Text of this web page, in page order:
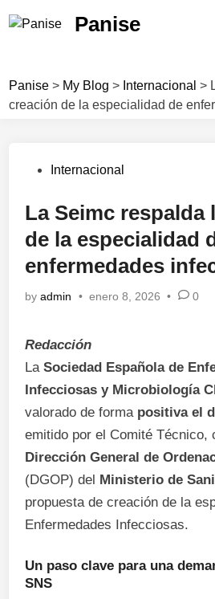
to
Panise
Panise > My Blog > Internacional >
creación de la especialidad de
PostedInternacional
La Seimc respalda
de la especialidad
enfermedades
byadmin • enero 8, 2026 • 0
Redacción
LaSociedad Española de
Infecciosas y Microbiología
valorado de forma positiva el
emitido por el Comité Técnico,
Dirección General de
(DGOP) del Ministerio de
propuesta de creación de la
Enfermedades Infecciosas.
Un paso clave para una
SNS